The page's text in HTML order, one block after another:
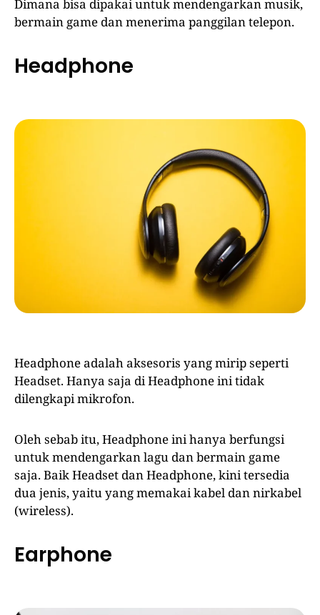
Dimana bisa dipakai untuk mendengarkan musik,
bermain game dan menerima panggilan telepon.
Headphone
Headphone adalah aksesoris yang mirip seperti
Headset. Hanya saja di Headphone ini tidak
dilengkapi mikrofon.
Oleh sebab itu, Headphone ini hanya berfungsi
untuk mendengarkan lagu dan bermain game
saja. Baik Headset dan Headphone, kini tersedia
dua jenis, yaitu yang memakai kabel dan nirkabel
(wireless).
Earphone